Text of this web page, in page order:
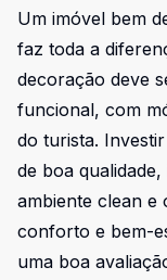
Um imóvel bem
faz toda a
decoração deve
funcional, com
do turista.
de boa
ambiente clean e
conforto e bem-
uma boa